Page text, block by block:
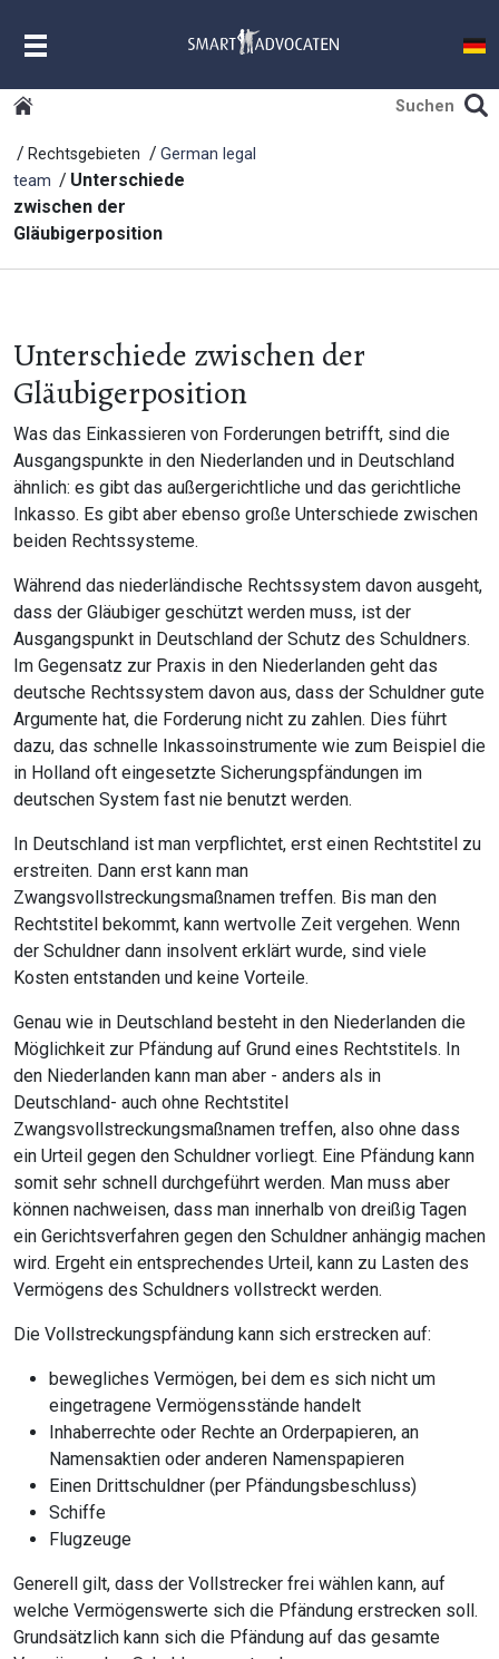
Rechtsgebieten
German legal
team
Unterschiede
zwischen der
Gläubigerposition
Unterschiede zwischen der
Gläubigerposition
Was das Einkassieren von Forderungen betrifft, sind die
Ausgangspunkte in den Niederlanden und in Deutschland
ähnlich: es gibt das außergerichtliche und das gerichtliche
Inkasso. Es gibt aber ebenso große Unterschiede zwischen
beiden Rechtssysteme.
Während das niederländische Rechtssystem davon ausgeht,
dass der Gläubiger geschützt werden muss, ist der
Ausgangspunkt in Deutschland der Schutz des Schuldners.
Im Gegensatz zur Praxis in den Niederlanden geht das
deutsche Rechtssystem davon aus, dass der Schuldner gute
Argumente hat, die Forderung nicht zu zahlen. Dies führt
dazu, das schnelle Inkassoinstrumente wie zum Beispiel die
in Holland oft eingesetzte Sicherungspfändungen im
deutschen System fast nie benutzt werden.
In Deutschland ist man verpflichtet, erst einen Rechtstitel zu
erstreiten. Dann erst kann man
Zwangsvollstreckungsmaßnamen treffen. Bis man den
Rechtstitel bekommt, kann wertvolle Zeit vergehen. Wenn
der Schuldner dann insolvent erklärt wurde, sind viele
Kosten entstanden und keine Vorteile.
Genau wie in Deutschland besteht in den Niederlanden die
Möglichkeit zur Pfändung auf Grund eines Rechtstitels. In
den Niederlanden kann man aber - anders als in
Deutschland- auch ohne Rechtstitel
Zwangsvollstreckungsmaßnamen treffen, also ohne dass
ein Urteil gegen den Schuldner vorliegt. Eine Pfändung kann
somit sehr schnell durchgeführt werden. Man muss aber
können nachweisen, dass man innerhalb von dreißig Tagen
ein Gerichtsverfahren gegen den Schuldner anhängig machen
wird. Ergeht ein entsprechendes Urteil, kann zu Lasten des
Vermögens des Schuldners vollstreckt werden.
Die Vollstreckungspfändung kann sich erstrecken auf:
bewegliches Vermögen, bei dem es sich nicht um
eingetragene Vermögensstände handelt
Inhaberrechte oder Rechte an Orderpapieren, an
Namensaktien oder anderen Namenspapieren
Einen Drittschuldner (per Pfändungsbeschluss)
Schiffe
Flugzeuge
Generell gilt, dass der Vollstrecker frei wählen kann, auf
welche Vermögenswerte sich die Pfändung erstrecken soll.
Grundsätzlich kann sich die Pfändung auf das gesamte